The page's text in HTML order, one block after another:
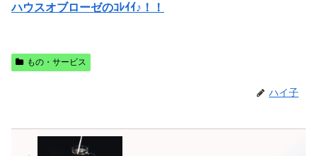
ハウスオブローゼのｺﾚｲｲ♪！！
もの・サービス
ハイ子